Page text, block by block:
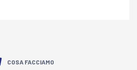
COSA FACCIAMO